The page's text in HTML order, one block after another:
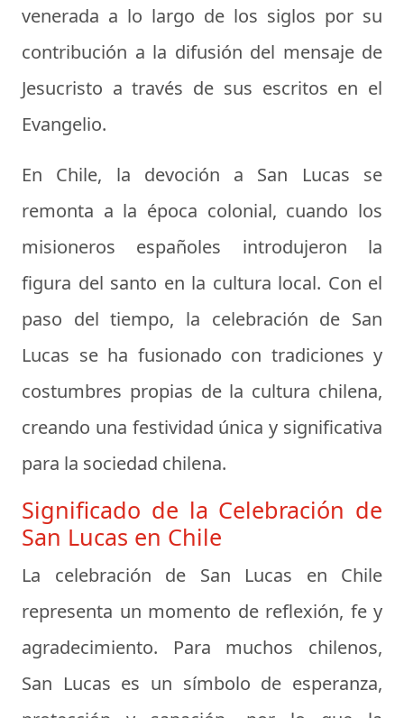
venerada a lo largo de los siglos por su
contribución a la difusión del mensaje de
Jesucristo a través de sus escritos en el
Evangelio.
En Chile, la devoción a San Lucas se
remonta a la época colonial, cuando los
misioneros españoles introdujeron la
figura del santo en la cultura local. Con el
paso del tiempo, la celebración de San
Lucas se ha fusionado con tradiciones y
costumbres propias de la cultura chilena,
creando una festividad única y significativa
para la sociedad chilena.
Significado de la Celebración de
San Lucas en Chile
La celebración de San Lucas en Chile
representa un momento de reflexión, fe y
agradecimiento. Para muchos chilenos,
San Lucas es un símbolo de esperanza,